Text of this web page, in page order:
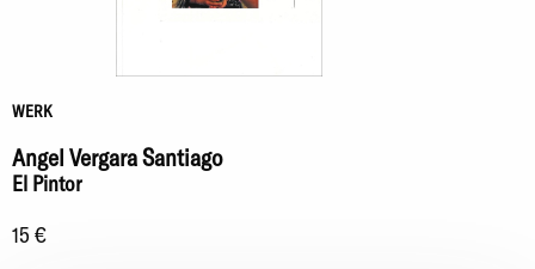
WERK
Angel Vergara Santiago
El Pintor
15 €